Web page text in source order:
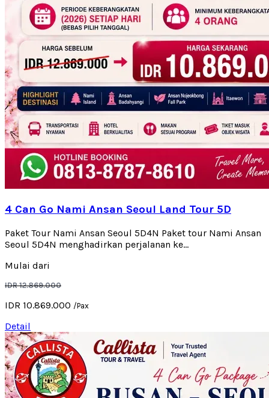
4 Can Go Nami Ansan Seoul Land Tour 5D
Paket Tour Nami Ansan Seoul 5D4N Paket tour Nami Ansan
Seoul 5D4N menghadirkan perjalanan ke...
Mulai dari
IDR 12.869.000
IDR 10.869.000 /Pax
Detail